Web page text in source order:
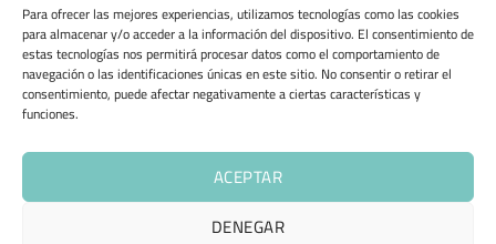
Para ofrecer las mejores experiencias, utilizamos tecnologías como las cookies
para almacenar y/o acceder a la información del dispositivo. El consentimiento de
estas tecnologías nos permitirá procesar datos como el comportamiento de
navegación o las identificaciones únicas en este sitio. No consentir o retirar el
consentimiento, puede afectar negativamente a ciertas características y
funciones.
ACEPTAR
DENEGAR
CONFIANZA & ESPECIALIZACIÓN